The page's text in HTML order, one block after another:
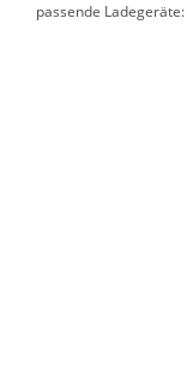
passende Ladegeräte: